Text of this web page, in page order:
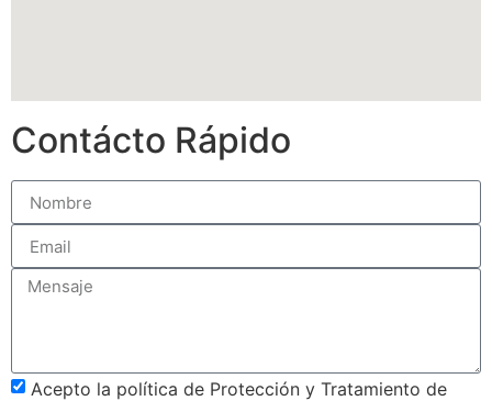
Contácto Rápido
Acepto la política de Protección y Tratamiento de